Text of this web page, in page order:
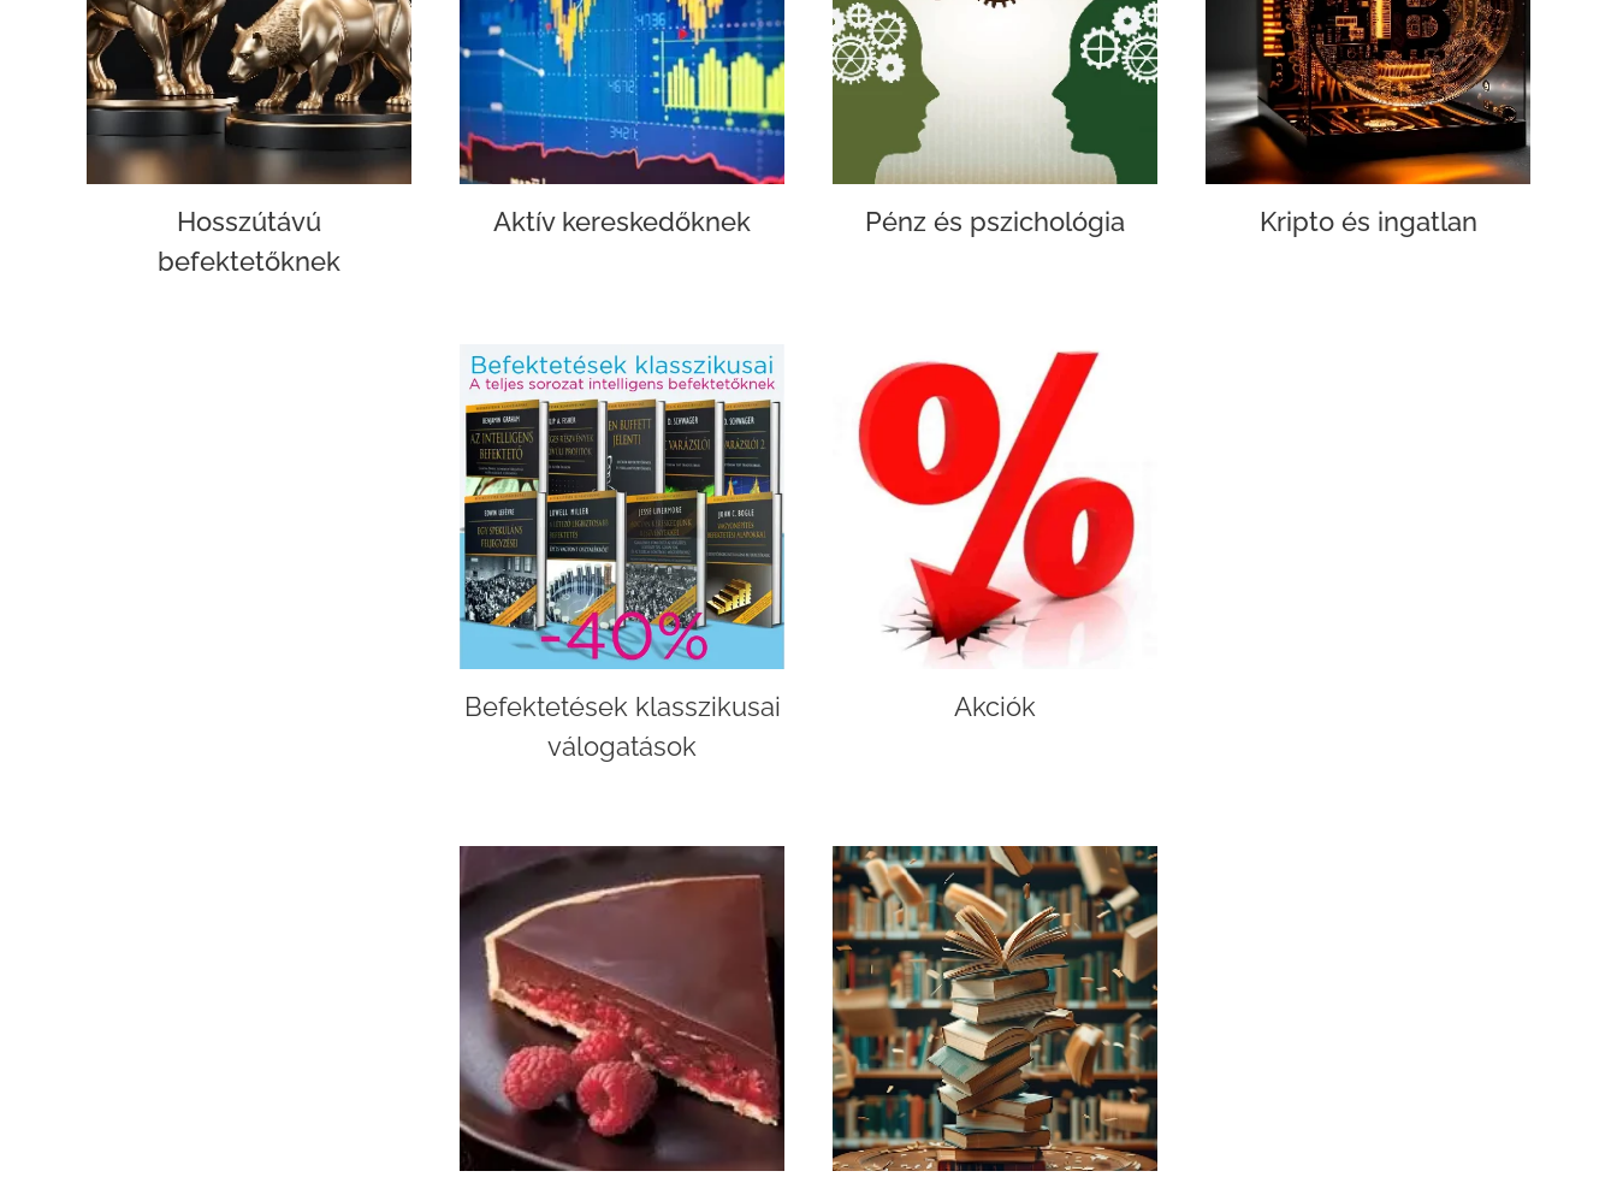
Hosszútávú
befektetőknek
Aktív kereskedőknek Pénz és pszichológia Kripto és ingatlan
Befektetések klasszikusai
válogatások
Akciók